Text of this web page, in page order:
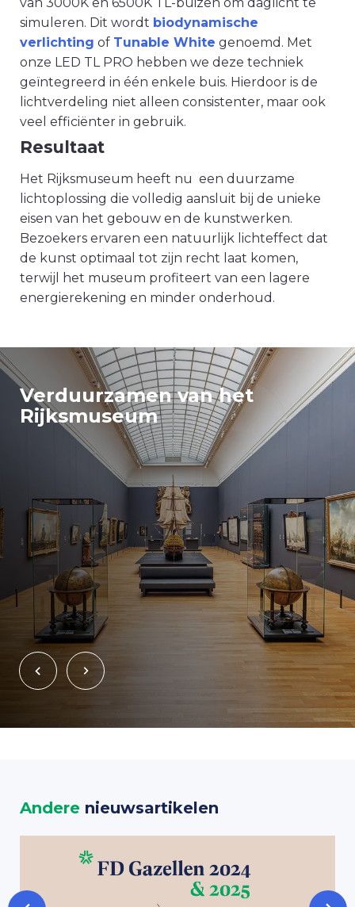
simuleren. Dit wordt biodynamische
verlichting of Tunable White genoemd. Met
onze LED TL PRO hebben we deze techniek
geïntegreerd in één enkele buis. Hierdoor is de
lichtverdeling niet alleen consistenter, maar ook
veel efficiënter in gebruik.
Resultaat
Het Rijksmuseum heeft nu een duurzame
lichtoplossing die volledig aansluit bij de unieke
eisen van het gebouw en de kunstwerken.
Bezoekers ervaren een natuurlijk lichteffect dat
de kunst optimaal tot zijn recht laat komen,
terwijl het museum profiteert van een lagere
energierekening en minder onderhoud.
Verduurzamen van het
Rijksmuseum
Andere nieuwsartikelen